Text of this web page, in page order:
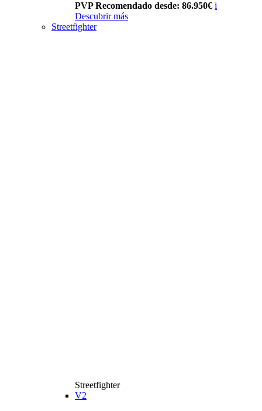
PVP Recomendado desde: 86.950€ i
Descubrir más
Streetfighter
Streetfighter
V2